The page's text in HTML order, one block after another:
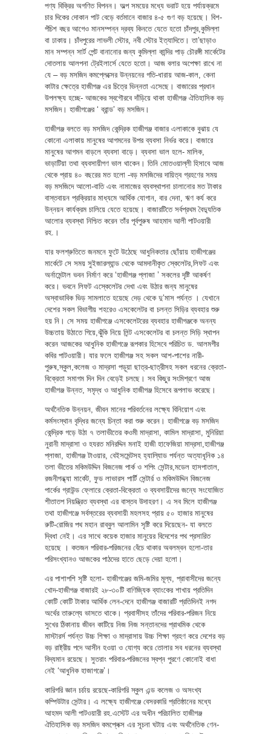
পণ্য বিক্রির অগণিত বিপনন। অল্প সময়ের মধ্যে ভরাট হয়ে পর্যায়ক্রমে
চার দিকের দোকান পাট বেড়ে বর্তমানে বাজার ৪-৫ গুণ বড় হয়েছে। বিশ-
পঁচিশ বছর আগেও মানসম্পন্ন দ্রব্য কিনতে যেতে হতো চাঁদপুর,কুমিল্লা
বা ঢাকায়। চাঁদপুরের লাভলী স্টোর, নবী স্টোর ইত্যাদিতে। তা’ছাড়াও
মান সম্পন্ন সার্ট পেন্ট বানানোর জন্য কুমিল্লা কান্দির পাড় চৌরঙ্গী মার্কেটের
দোতলায় আলপনা ট্রেইলার্সে যেতে হতো। আজ বলার অপেক্ষা রাখে না
যে – বড় মসজিদ কমপ্লেক্সের উন্নয়নের গতি-ধারায় আজ-কাল, কেনা
কাটার ক্ষেত্রে হাজীগঞ্জ এর চিত্রে ভিন্নতা এসেছে। বাজারের প্রধান
উপলক্ষ্য হচ্ছে- আজকের স্বগৌরবে দাঁড়িয়ে থাকা হাজীগঞ্জ ঐতিহাসিক বড়
মসজিদ। হাজীগঞ্জের ‘ ব্রান্ড’ বড় মসজিদ।
হাজীগঞ্জ বলতে বড় মসজিদ কেন্দ্রিক হাজীগঞ্জ বাজার এলাকাকে বুঝায় যে
কোনো এলাকায় মানুষের আগমনের উপর ব্যবসা নির্ভর করে। বাজারে
মানুষের আগমন বাড়লে ব্যবসা বাড়ে। ব্যবসা ভাল হলে- মালিক,
ভাড়াটিয়া তথা ব্যবসায়ীগণ ভাল থাকেন। তিনি মোতওয়াল্লী হিসাবে আজ
থেকে প্রায় ৪০ বছরের মত হলো -বড় মসজিদের দায়িত্ব গ্রহণের সময়
বড় মসজিদে আলো-বাতি এবং নামাজের ব্যবস্থাপনা চালানোর মত টাকার
বাস্তবায়ন প্রক্রিয়ার মাধ্যমে আর্থিক যোগান, বার দেনা, ঋণ কর্য করে
উন্নয়ন কার্যক্রম চালিয়ে যেতে হয়েছে। বাজারটিতে সর্বপ্রথম বৈদ্যুতিক
আলোর ব্যবস্থা নিশ্চিত করেন তাঁর পূর্বপুরুষ আহমাদ আলী পাটওয়ারী
রহ.।
যার ফলশ্রুতিতে জনমনে ফুটে উঠেছে আধুনিকতার ছোঁয়ায় হাজীগঞ্জের
মার্কেটে সে সময় সুইজারল্যান্ড থেকে আমদানীকৃত স্কেলেটর,লিফট এবং
অর্নামেন্টাল ভবন নির্মাণ করে ‘হাজীগঞ্জ প্লাজা ’ সকলের দৃষ্টি আকর্ষণ
করে। ভবনে লিফট এস্কেলেটর দেখা এবং উঠার জন্য মানুষের
অস্বাভাবিক ভিড় সামলাতে হয়েছে দেড় থেকে দু’মাস পর্যন্ত । যেখানে
দেশের সকল বিভাগীয় শহরেও এসকেলেটর বা চলন্ত সিড়ির ব্যবহার শুরু
হয় নি। সে সময় হাজীগঞ্জে এসকেলেটরের ব্যবহার হাজীগঞ্জকে অনন্য
উচ্চতায় উঠাতে গিয়ে,ঝুঁকি নিয়ে লিন্ট এসকেলেটর বা চলন্ত সিড়ি স্থাপন
করেন আজকের আধুনিক হাজীগঞ্জে রূপকার হিসেবে পরিচিত ড. আলমগীর
কবির পাটওয়ারী। যার ফলে হাজীগঞ্জ সহ সকল আশ-পাশের নারী-
পুরুষ,স্কুল,কলেজ ও মাদ্রসা পড়ূয়া ছাত্র-ছাত্রীসহ সকল ধরনের ক্রেতা-
বিক্রেতা সমাগম দিন দিন বেড়েই চলছে। সব কিছুর সংমিশ্রণে আজ
হাজীগঞ্জ উন্নত, সমৃদ্ধ ও আধুনিক হাজীগঞ্জ হিসেবে রূপলাভ করেছে।
অর্থনৈতিক উন্নয়ন, জীবন মানের পরিবর্তনের লক্ষ্যে বিনিয়োগ এবং
কর্মসংস্থান বৃদ্ধির জন্যে চিন্তা করা শুরু করেন। হাজীগঞ্জে বড় মসজিদ
কেন্দ্রিক গড়ে উঠা ৭ তলাভীতের কওমী মাদ্রাসা, কামিল মাদ্রাসা, মুনিরিয়া
নুরানী মাদ্রাসা ও হযরত মনিরদ্দিন মনাই হাজী হাফেজিয়া মাদ্রসা,হাজীগঞ্জ
প্লাজা, হাজীগঞ্জ টাওয়ার, বেইসমেন্টসহ হ্যাল্যিাড পর্যন্ত অত্যাধূনিক ১৪
তলা ভীতের মকিমউদ্দিন বিজনেজ পার্ক ও শপিং সেন্টার,মডেল হাসপাতাল,
রজনীগন্ধ্যা মার্কেট, ফুড লাভারস পার্টি সেন্টার্র ও মকিমউদ্দিন বিজনেজ
পার্কের গ্রাউন্ড ফ্লোরে ক্রেতা-বিক্রেতা ও ব্যবসায়ীদের জন্যে সংযোজিত
শীতাতপ নিয়ন্ত্রিত ব্যবস্থা এর বাস্তব উদাহরণ। এ সব মিলে হাজীগঞ্জ
তথা হাজীগঞ্জে সর্বস্তরের ব্যবসায়ী মহলসহ প্রায় ৫০ হাজার মানুষের
রুটি-রোজির পথ মহান রাব্বুল আলামিন সৃষ্টি করে দিয়েছেন- যা বলতে
দ্বিধা নেই। এর সাথে কয়েক হাজার মানুয়ের বিদেশের পথ প্রসারিত
হয়েছে । কতজন পরিবার-পরিজনের বেঁচে থাকার অবলম্বন হলো-তার
পরিসংখ্যানও আজকের পাঠদের হাতে ছেড়ে দেয়া হলো।
এর পাশাপশি সৃষ্টি হলো- হাজীগঞ্জের জমি-জমির মূল্য, প্রাবাসীদের জন্যে
খোদ-হাজীগঞ্জ বাজারই ২৮-৩০টি বাণিজ্যিক ব্যাংকের শাখায় প্রতিদিন
কোটি কোটি টাকার আর্থিক লেন-দেনে হাজীগঞ্জ বাজারটি প্রতিদিনই নগদ
অর্থের তারুল্যে ভাসতে থাকে। প্রবাসীসহ তাঁদের পরিবার-পরিজন নিয়ে
সুখের ঠিকানায় জীবন কাটিয়ে নিজ নিজ সন্তানদের প্রাথমিক থেকে
মাস্টারর্স পর্যন্ত উচ্চ শিক্ষা ও মাদ্রাসায় উচ্চ শিক্ষা গ্রহণ করে দেশের বড়
বড় রাষ্ট্রীয় পদে আসীন হওয়া ও যোগ্য করে তোলার সব ধরনের ব্যবস্থা
বিদ্যমান রয়েছে। সুতরাং পরিবার-পরিজনের স্বপ্ন পুরণে কোনোই বাধা
নেই ‘আধুনিক হাজাগঞ্জে’।
কারিগরি জ্ঞান চর্চায় রয়েছে-কারিগরি স্কুল এন্ড কলেজ ও অসংখ্য
কম্পিউটার সেন্টার। এ লক্ষ্যে হাজীগঞ্জে বেসরকারি প্রতিষ্ঠানের মধ্যে
আহমদ আলী পাটওয়ারী রহ.এস্টেট এর অধীন পরিচালিত হাজীগঞ্জ
ঐতিহাসিক বড় মসজিদ কমপ্লেক্স এর সূচনা ঘটায় এবং অর্থনৈতিক ণেন-